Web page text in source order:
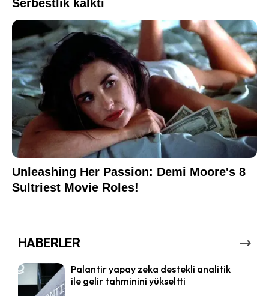
HABERLER
Palantir yapay zeka destekli analitik
ile gelir tahminini yükseltti